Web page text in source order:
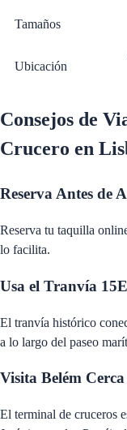
Tamaños
Ubicación
Consejos de
Crucero en
Reserva Antes de
Reserva tu taquilla
lo facilita.
Usa el Tranvía 15E
El tranvía histórico
a lo largo del paseo
Visita Belém Cerca
El terminal de cruceros